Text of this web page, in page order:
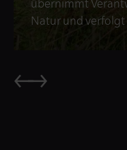
übernimmt
Natur und verfolgt